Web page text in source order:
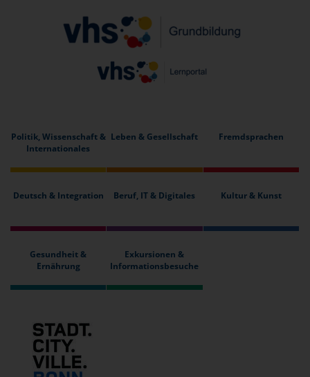
Politik, Wissenschaft &
Internationales
Leben & Gesellschaft Fremdsprachen
Deutsch & Integration Beruf, IT & Digitales Kultur & Kunst
Gesundheit &
Ernährung
Exkursionen &
Informationsbesuche